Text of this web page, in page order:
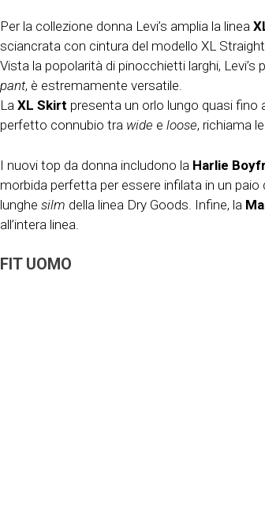
Per la collezione donna Levi’s amplia la linea
sciancrata con cintura del modello XL
Vista la popolarità di pinocchietti larghi, Levi’s
pant, è estremamente versatile.
La XL Skirt presenta un orlo lungo quasi fino
perfetto connubio tra wide e loose, richiama
I nuovi top da donna includono la Harlie
morbida perfetta per essere infilata in un paio
lunghe silm della linea Dry Goods. Infine, la
all’intera linea.
FIT UOMO